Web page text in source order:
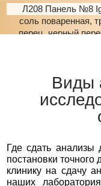
Л208 Панель №8
соль поваренная,
перец, черный
Виды
Где сдать анализы
постановки
клинику на сдачу
наших